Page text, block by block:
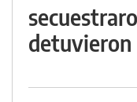
detuvieron